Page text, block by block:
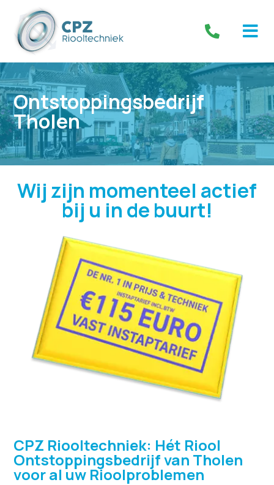
Ontstoppingsbedrijf
Tholen
Wij zijn momenteel actief
bij u in de buurt!
CPZ Riooltechniek: Hét Riool
Ontstoppingsbedrijf van Tholen
voor al uw Rioolproblemen